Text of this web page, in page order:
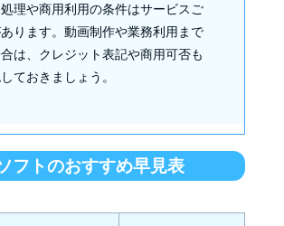
理や商用利用の条件はサービスご
ります。動画制作や業務利用まで
は、クレジット表記や商用可否も
ておきましょう。
フトのおすすめ早見表